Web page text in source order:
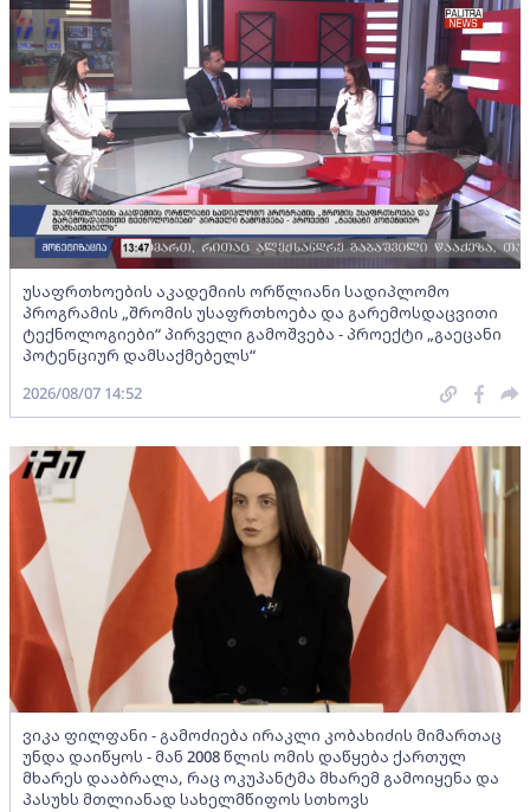
უსაფრთხოების აკადემიის ორწლიანი სადიპლომო
პროგრამის „შრომის უსაფრთხოება და გარემოსდაცვითი
ტექნოლოგიები“ პირველი გამოშვება - პროექტი „გაეცანი
პოტენციურ დამსაქმებელს“
2026/08/07 14:52
ვიკა ფილფანი - გამოძიება ირაკლი კობახიძის მიმართაც
უნდა დაიწყოს - მან 2008 წლის ომის დაწყება ქართულ
მხარეს დააბრალა, რაც ოკუპანტმა მხარემ გამოიყენა და
პასუხს მთლიანად სახელმწიფოს სთხოვს